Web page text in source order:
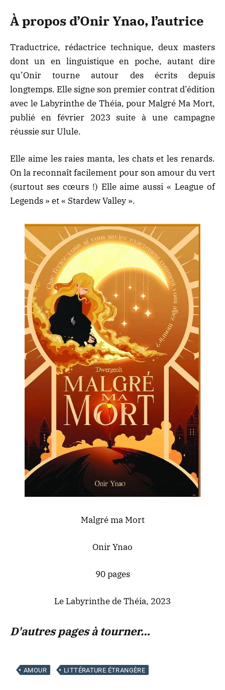
À propos d’Onir Ynao, l’autrice
Traductrice, rédactrice technique, deux masters
dont un en linguistique en poche, autant dire
qu’Onir tourne autour des écrits depuis
longtemps. Elle signe son premier contrat d’édition
avec le Labyrinthe de Théia, pour Malgré Ma Mort,
publié en février 2023 suite à une campagne
réussie sur Ulule.
Elle aime les raies manta, les chats et les renards.
On la reconnaît facilement pour son amour du vert
(surtout ses cœurs !) Elle aime aussi « League of
Legends » et « Stardew Valley ».
Malgré ma Mort
Onir Ynao
90 pages
Le Labyrinthe de Théia, 2023
D'autres pages à tourner…
AMOUR LITTÉRATURE ÉTRANGÈRE